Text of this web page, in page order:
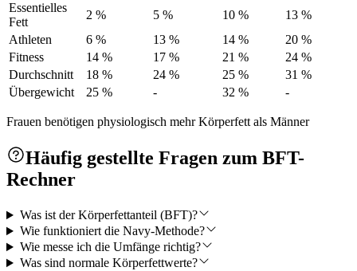
Essentielles
Fett
2 % 5 % 10 %
13 %
Athleten
6 % 13 % 14 %
20 %
Fitness
14 % 17 % 21 %
24 %
Durchschnitt
18 % 24 % 25 %
31 %
Übergewicht
25 % - 32 % -
Frauen benötigen physiologisch mehr Körperfett als Männer
Häufig gestellte Fragen zum BFT-
Rechner
Was ist der Körperfettanteil (BFT)?
Wie funktioniert die Navy-Methode?
Wie messe ich die Umfänge richtig?
Was sind normale Körperfettwerte?